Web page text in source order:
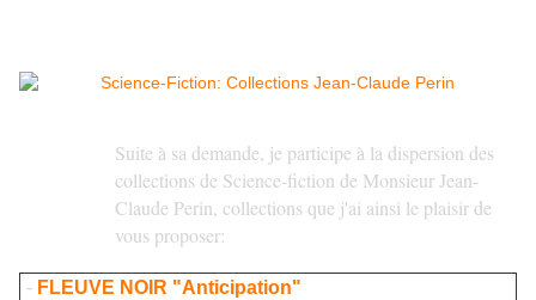
Suite à sa demande, je participe à la dispersion des
collections de Science-fiction de Monsieur Jean-
Claude Perin, collections que j'ai ainsi le plaisir de
vous proposer:
- FLEUVE NOIR "Anticipation"